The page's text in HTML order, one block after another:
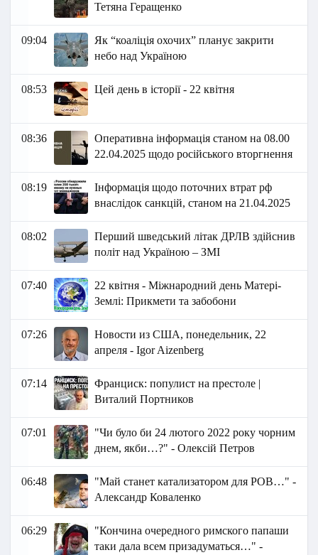
Тетяна Геращенко
09:04
Як “коаліція охочих” планує закрити
небо над Україною
08:53 Цей день в історії - 22 квітня
08:36
Оперативна інформація станом на 08.00
22.04.2025 щодо російського вторгнення
08:19
Інформація щодо поточних втрат рф
внаслідок санкцій, станом на 21.04.2025
08:02
Перший шведський літак ДРЛВ здійснив
політ над Україною – ЗМІ
07:40
22 квітня - Міжнародний день Матері-
Землі: Прикмети та забобони
07:26
Новости из США, понедельник, 22
апреля - Igor Aizenberg
07:14
Франциск: популист на престоле |
Виталий Портников
07:01
"Чи було би 24 лютого 2022 року чорним
днем, якби…?" - Олексій Петров
06:48
"Май станет катализатором для РОВ…" -
Александр Коваленко
06:29
"Кончина очередного римского папаши
таки дала всем призадуматься…" -